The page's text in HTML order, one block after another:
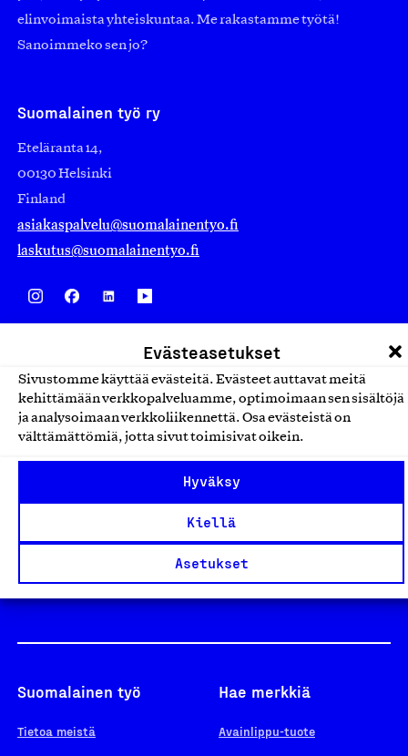
Evästeasetukset
Sivustomme käyttää evästeitä. Evästeet auttavat meitä
kehittämään verkkopalveluamme, optimoimaan sen sisältöjä
ja analysoimaan verkkoliikennettä. Osa evästeistä on
välttämättömiä, jotta sivut toimisivat oikein.
Hyväksy
Kiellä
Asetukset
elinvoimaista yhteiskuntaa. Me rakastamme työtä!
Sanoimmeko sen jo?
Suomalainen työ ry
Eteläranta 14,
00130 Helsinki
Finland
asiakaspalvelu@suomalainentyo.fi
laskutus@suomalainentyo.fi
Design From Finland
Yhteiskunnallinen Yritys -merkki
Suomalainen työ
Tietoa meistä
Hae merkkiä
Avainlippu-tuote